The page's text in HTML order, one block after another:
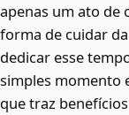
apenas um ato de
forma de cuidar
dedicar esse
simples momento
que traz